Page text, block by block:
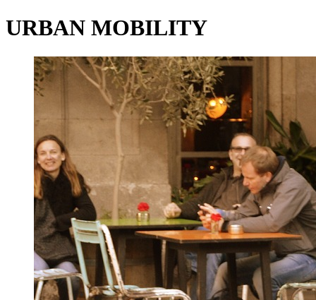
URBAN MOBILITY